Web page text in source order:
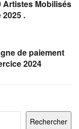
Artistes Mobilisés
.
de paiement
2024
Rechercher